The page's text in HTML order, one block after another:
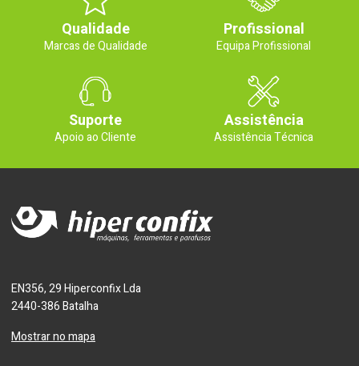
Qualidade
Marcas de Qualidade
Profissional
Equipa Profissional
Suporte
Apoio ao Cliente
Assistência
Assistência Técnica
EN356, 29 Hiperconfix Lda
2440-386 Batalha
Mostrar no mapa